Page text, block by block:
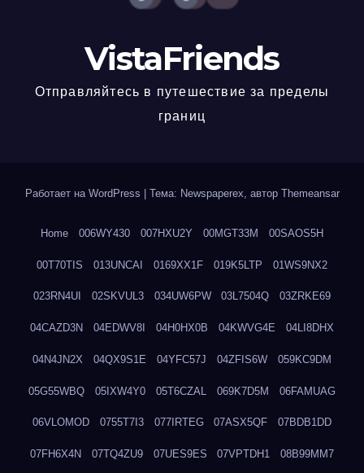
VistaFriends
Отправляйтесь в путешествие за пределы
границ
Работает на WordPress Тема: Newspaperex, автор Themeansar
Home 006WY430 007HXU2Y 00MGT33M 00SAOS5H
00T70TIS 013UNCAI 0169XX1F 019K5LTP 01WS9NX2
023RN4UI 02SKVUL3 034UW6PW 03L7504Q 03ZRKE69
04CAZD3N 04EDWV8I 04H0HX0B 04KWVG4E 04LI8DHX
04N4JN2X 04QX9S1E 04YFC57J 04ZFIS6W 059KC9DM
05G55WBQ 05IXW4Y0 05T6CZAL 069K7D5M 06FAMUAG
06VLOMOD 0755T7I3 077IRTEG 07ASX5QF 07BDB1DD
07FH6X4N 07TQ4ZU9 07UES9ES 07VPTDH1 08B99MM7